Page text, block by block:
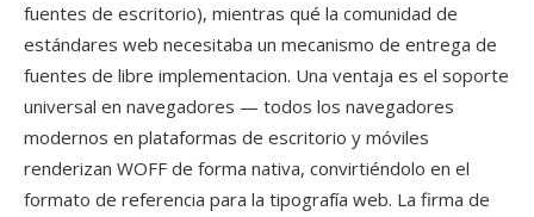
fuentes de escritorio), mientras qué la comunidad de
estándares web necesitaba un mecanismo de entrega de
fuentes de libre implementacion. Una ventaja es el soporte
universal en navegadores — todos los navegadores
modernos en plataformas de escritorio y móviles
renderizan WOFF de forma nativa, convirtiéndolo en el
formato de referencia para la tipografía web. La firma de